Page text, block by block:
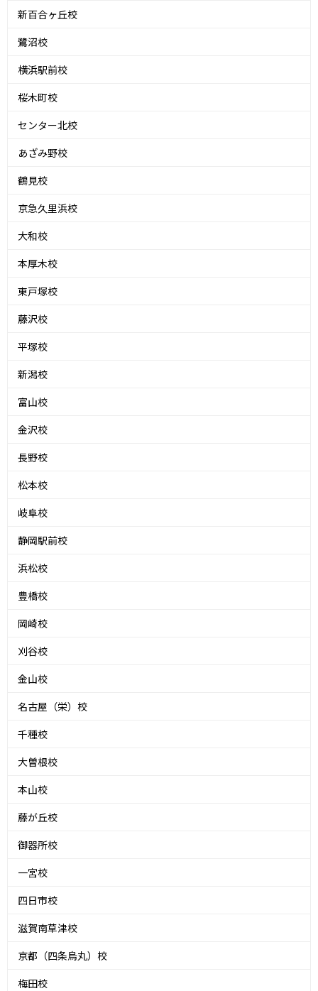
新百合ヶ丘校
鷺沼校
横浜駅前校
桜木町校
センター北校
あざみ野校
鶴見校
京急久里浜校
大和校
本厚木校
東戸塚校
藤沢校
平塚校
新潟校
富山校
金沢校
長野校
松本校
岐阜校
静岡駅前校
浜松校
豊橋校
岡崎校
刈谷校
金山校
名古屋（栄）校
千種校
大曽根校
本山校
藤が丘校
御器所校
一宮校
四日市校
滋賀南草津校
京都（四条烏丸）校
梅田校